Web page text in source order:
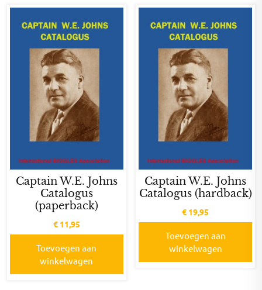
Captain W.E. Johns
Catalogus
(paperback)
€11,95
Toevoegen aan
winkelwagen
Captain W.E. Johns
Catalogus (hardback)
€ 19,95
Toevoegen aan
winkelwagen